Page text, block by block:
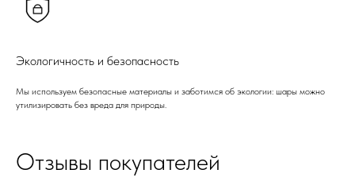
Экологичность и безопасность
Мы используем безопасные материалы и заботимся об экологии: шары можно
утилизировать без вреда для природы.
Отзывы покупателей